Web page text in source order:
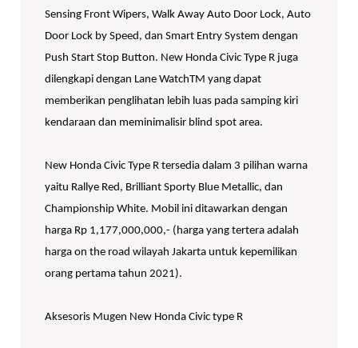
Sensing Front Wipers, Walk Away Auto Door Lock, Auto
Door Lock by Speed, dan Smart Entry System dengan
Push Start Stop Button. New Honda Civic Type R juga
dilengkapi dengan Lane WatchTM yang dapat
memberikan penglihatan lebih luas pada samping kiri
kendaraan dan meminimalisir blind spot area.
New Honda Civic Type R tersedia dalam 3 pilihan warna
yaitu Rallye Red, Brilliant Sporty Blue Metallic, dan
Championship White. Mobil ini ditawarkan dengan
harga Rp 1,177,000,000,- (harga yang tertera adalah
harga on the road wilayah Jakarta untuk kepemilikan
orang pertama tahun 2021).
Aksesoris Mugen New Honda Civic type R